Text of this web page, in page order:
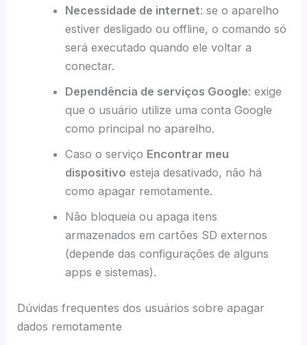
Necessidade de internet: se o aparelho
estiver desligado ou offline, o comando só
será executado quando ele voltar a
conectar.
Dependência de serviços Google: exige
que o usuário utilize uma conta Google
como principal no aparelho.
Caso o serviço Encontrar meu
dispositivo esteja desativado, não há
como apagar remotamente.
Não bloqueia ou apaga itens
armazenados em cartões SD externos
(depende das configurações de alguns
apps e sistemas).
Dúvidas frequentes dos usuários sobre apagar
dados remotamente